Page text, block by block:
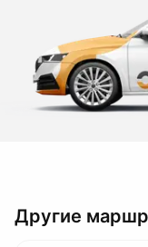
Другие